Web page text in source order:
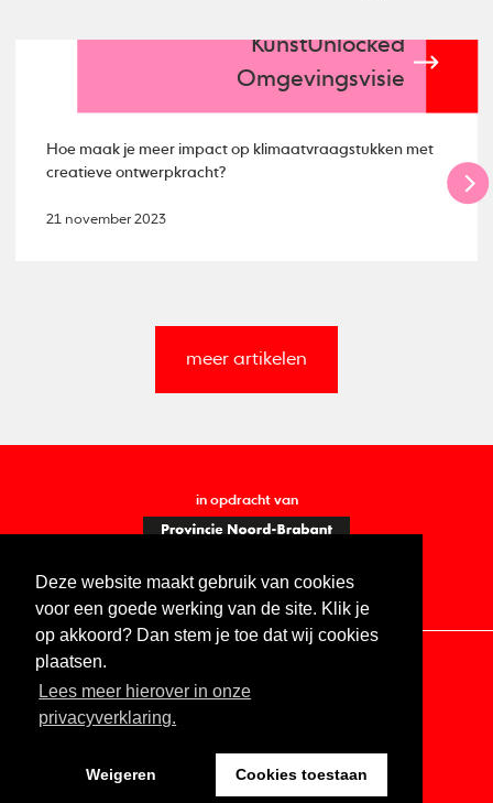
Deze website maakt gebruik van cookies
voor een goede werking van de site. Klik je
op akkoord? Dan stem je toe dat wij cookies
plaatsen.
Lees meer hierover in onze
privacyverklaring.
Weigeren Cookies toestaan
KunstUnlocked
Omgevingsvisie
Hoe maak je meer impact op klimaatvraagstukken met
creatieve ontwerpkracht?
21 november 2023
meer artikelen
in opdracht van
Contact Vacatures ANBI
Digitale toegankelijkheid